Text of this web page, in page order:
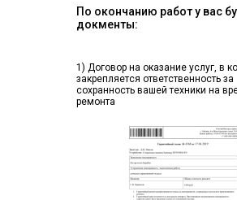
По окончанию работ у вас
докменты:
1) Договор на оказание услуг, в
закрепляется ответственность за
сохранность вашей техники на
ремонта